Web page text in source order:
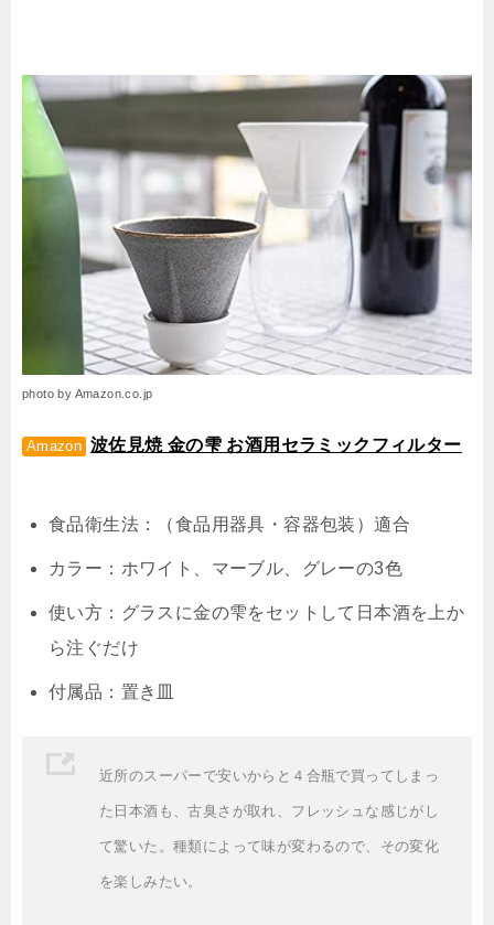
photo by Amazon.co.jp
Amazon 波佐見焼 金の雫 お酒用セラミックフィルター
食品衛生法：（食品用器具・容器包装）適合
カラー：ホワイト、マーブル、グレーの3色
使い方：グラスに金の雫をセットして日本酒を上か
ら注ぐだけ
付属品：置き皿
近所のスーパーで安いからと４合瓶で買ってしまっ
た日本酒も、古臭さが取れ、フレッシュな感じがし
て驚いた。種類によって味が変わるので、その変化
を楽しみたい。